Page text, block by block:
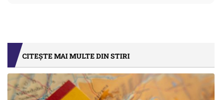
CITEȘTE MAI MULTE DIN STIRI